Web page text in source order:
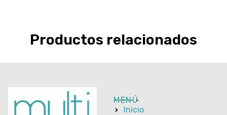
Productos relacionados
MENÚ
Inicio